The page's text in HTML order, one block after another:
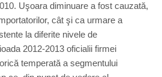
Uşoara diminuare a fost cauzată,
cât şi ca urmare a
la diferite nivele de
2012-2013 oficialii firmei
temperată a segmentului